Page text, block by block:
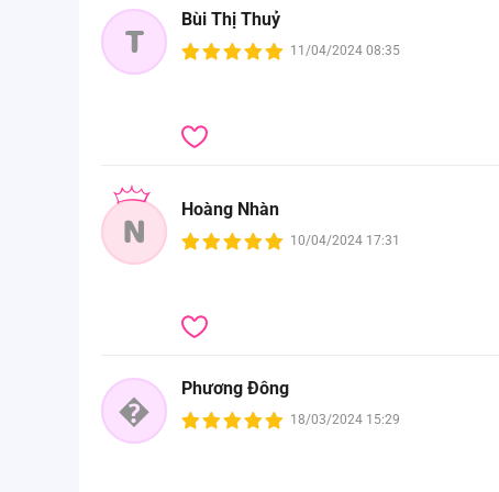
T
Bùi Thị Thuỷ
11/04/2024 08:35
N
Hoàng Nhàn
10/04/2024 17:31
�
Phương Đông
18/03/2024 15:29